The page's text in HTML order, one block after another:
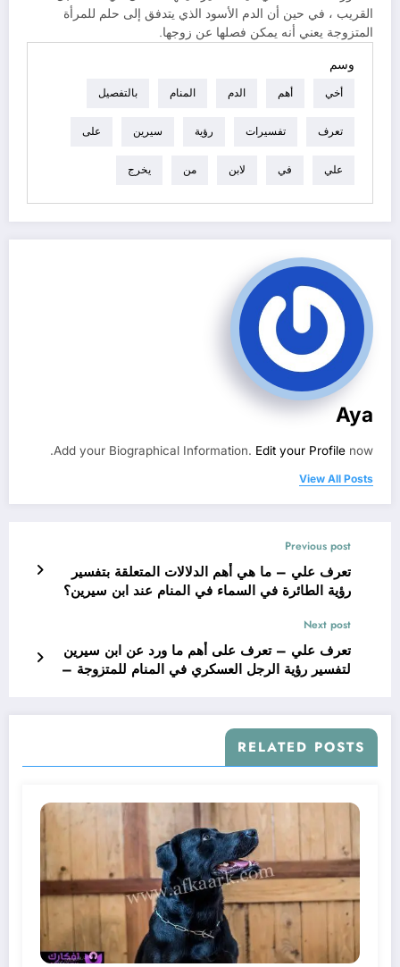
القريب ، في حين أن الدم الأسود الذي يتدفق إلى حلم للمرأة
المتزوجة يعني أنه يمكن فصلها عن زوجها.
وسم
أخي أهم الدم المنام بالتفصيل
تعرف تفسيرات رؤية سيرين على
علي في لابن من يخرج
Aya
Add your Biographical Information. Edit your Profile now.
View All Posts
Previous post
تعرف علي – ما هي أهم الدلالات المتعلقة بتفسير
رؤية الطائرة في السماء في المنام عند ابن سيرين؟
Next post
تعرف علي – تعرف على أهم ما ورد عن ابن سيرين
لتفسير رؤية الرجل العسكري في المنام للمتزوجة –
RELATED POSTS